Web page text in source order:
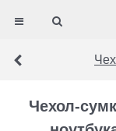
Чехол-